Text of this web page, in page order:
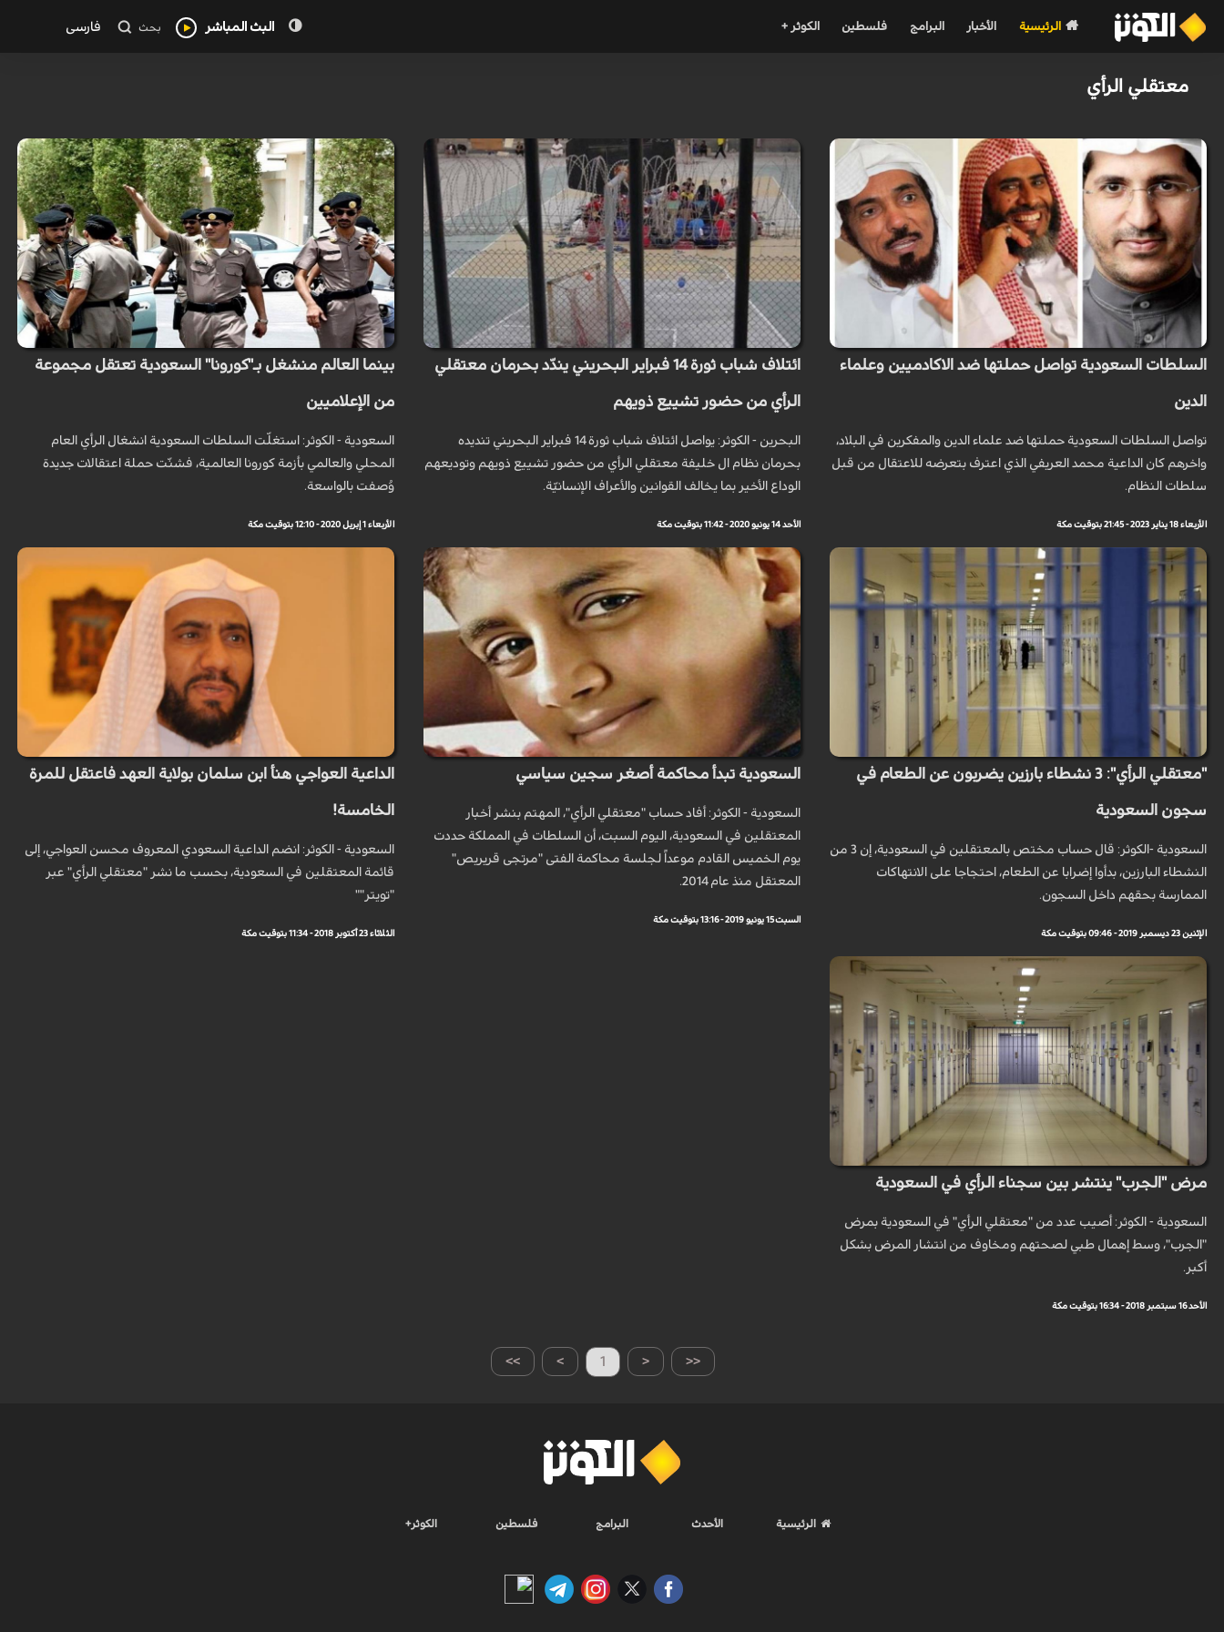
الرئيسية الأخبار البرامج فلسطين الكوثر + البث المباشر بحث فارسی
معتقلي الرأي
السلطات السعودية تواصل حملتها ضد الاكادميين وعلماء
الدين
تواصل السلطات السعودية حملتها ضد علماء الدين والمفكرين في البلاد،
واخرهم كان الداعية محمد العريفي الذي اعترف بتعرضه للاعتقال من قبل
سلطات النظام.
الأربعاء 18 يناير 2023 - 21:45 بتوقيت مكة
ائتلاف شباب ثورة 14 فبراير البحريني يندّد بحرمان معتقلي
الرأي من حضور تشييع ذويهم
البحرین - الکوثر: يواصل ائتلاف شباب ثورة 14 فبراير البحريني تنديده
بحرمان نظام ال خليفة معتقلي الرأي من حضور تشييع ذويهم وتوديعهم
الوداع الأخير بما يخالف القوانين والأعراف الإنسانيّة.
الأحد 14 يونيو 2020 - 11:42 بتوقيت مكة
بينما العالم منشغل بـ"كورونا" السعودية تعتقل مجموعة
من الإعلاميين
السعودية - الكوثر: استغلّت السلطات السعودية انشغال الرأي العام
المحلي والعالمي بأزمة كورونا العالمية، فشنّت حملة اعتقالات جديدة
وُصفت بالواسعة.
الأربعاء 1 إبريل 2020 - 12:10 بتوقيت مكة
"معتقلي الرأي": 3 نشطاء بارزين يضربون عن الطعام في
سجون السعودية
السعودية -الكوثر: قال حساب مختص بالمعتقلين في السعودية، إن 3 من
النشطاء البارزين، بدأوا إضرابا عن الطعام، احتجاجا على الانتهاكات
الممارسة بحقهم داخل السجون.
الإثنين 23 ديسمبر 2019 - 09:46 بتوقيت مكة
السعودية تبدأ محاكمة أصغر سجين سياسي
السعودية - الكوثر: أفاد حساب "معتقلي الرأي"، المهتم بنشر أخبار
المعتقلين في السعودية، اليوم السبت، أن السلطات في المملكة حددت
يوم الخميس القادم موعداً لجلسة محاكمة الفتى "مرتجى قريريص"
المعتقل منذ عام 2014.
السبت 15 يونيو 2019 - 13:16 بتوقيت مكة
الداعية العواجي هنأ ابن سلمان بولاية العهد فاعتقل للمرة
الخامسة!
السعودية - الكوثر: انضم الداعية السعودي المعروف محسن العواجي، إلى
قائمة المعتقلين في السعودية، بحسب ما نشر "معتقلي الرأي" عبر
"تويتر""
الثلاثاء 23 أكتوبر 2018 - 11:34 بتوقيت مكة
مرض "الجرب" ينتشر بين سجناء الرأي في السعودية
السعودية - الكوثر: أصيب عدد من "معتقلي الرأي" في السعودية بمرض
"الجرب"، وسط إهمال طبي لصحتهم ومخاوف من انتشار المرض بشكل
أكبر.
الأحد 16 سبتمبر 2018 - 16:34 بتوقيت مكة
>> > 1 < <<
الرئيسية الأحدث البرامج فلسطين الكوثر+